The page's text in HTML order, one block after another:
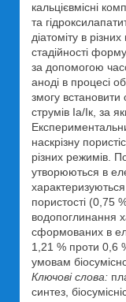
кальцієвмісні
та
діатоміту в
стадійності
за допомогою
аноді в процесі
змогу встановити
струмів Іа/Ік, за
наскрізну
різних режимів.
утворюються в
пористості (0,75
водопоглинання
сформованих в
1,21 % проти 0,6
умовам
Ключові слова:
синтез,